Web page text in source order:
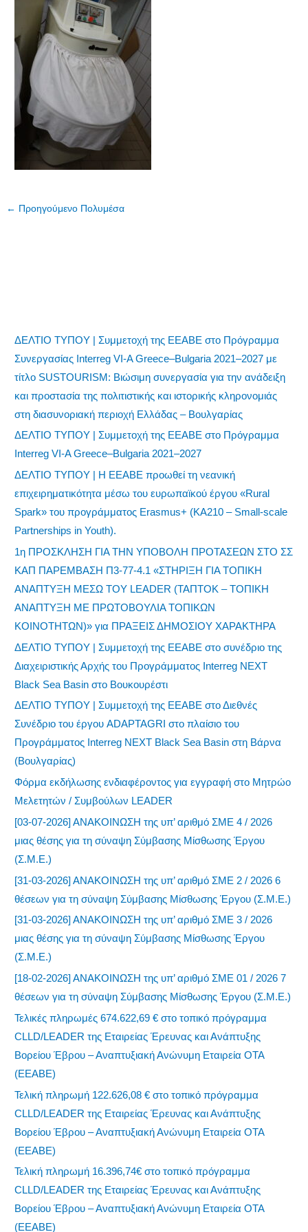
← Προηγούμενο Πολυμέσα
ΔΕΛΤΙΟ ΤΥΠΟΥ | Συμμετοχή της ΕΕΑΒΕ στο Πρόγραμμα
Συνεργασίας Interreg VI-A Greece–Bulgaria 2021–2027 με
τίτλο SUSTOURISM: Βιώσιμη συνεργασία για την ανάδειξη
και προστασία της πολιτιστικής και ιστορικής κληρονομιάς
στη διασυνοριακή περιοχή Ελλάδας – Βουλγαρίας
ΔΕΛΤΙΟ ΤΥΠΟΥ | Συμμετοχή της ΕΕΑΒΕ στο Πρόγραμμα
Interreg VI-A Greece–Bulgaria 2021–2027
ΔΕΛΤΙΟ ΤΥΠΟΥ | Η ΕΕΑΒΕ προωθεί τη νεανική
επιχειρηματικότητα μέσω του ευρωπαϊκού έργου «Rural
Spark» του προγράμματος Erasmus+ (KA210 – Small-scale
Partnerships in Youth).
1η ΠΡΟΣΚΛΗΣΗ ΓΙΑ ΤΗΝ ΥΠΟΒΟΛΗ ΠΡΟΤΑΣΕΩΝ ΣΤΟ ΣΣ
ΚΑΠ ΠΑΡΕΜΒΑΣΗ Π3-77-4.1 «ΣΤΗΡΙΞΗ ΓΙΑ ΤΟΠΙΚΗ
ΑΝΑΠΤΥΞΗ ΜΕΣΩ ΤΟΥ LEADER (ΤΑΠΤΟΚ – ΤΟΠΙΚΗ
ΑΝΑΠΤΥΞΗ ΜΕ ΠΡΩΤΟΒΟΥΛΙΑ ΤΟΠΙΚΩΝ
ΚΟΙΝΟΤΗΤΩΝ)» για ΠΡΑΞΕΙΣ ΔΗΜΟΣΙΟΥ ΧΑΡΑΚΤΗΡΑ
ΔΕΛΤΙΟ ΤΥΠΟΥ | Συμμετοχή της ΕΕΑΒΕ στο συνέδριο της
Διαχειριστικής Αρχής του Προγράμματος Interreg NEXT
Black Sea Basin στο Βουκουρέστι
ΔΕΛΤΙΟ ΤΥΠΟΥ | Συμμετοχή της ΕΕΑΒΕ στο Διεθνές
Συνέδριο του έργου ADAPTAGRI στο πλαίσιο του
Προγράμματος Interreg NEXT Black Sea Basin στη Βάρνα
(Βουλγαρίας)
Φόρμα εκδήλωσης ενδιαφέροντος για εγγραφή στο Μητρώο
Μελετητών / Συμβούλων LEADER
[03-07-2026] ΑΝΑΚΟΙΝΩΣΗ της υπ’ αριθμό ΣΜΕ 4 / 2026
μιας θέσης για τη σύναψη Σύμβασης Μίσθωσης Έργου
(Σ.Μ.Ε.)
[31-03-2026] ΑΝΑΚΟΙΝΩΣΗ της υπ’ αριθμό ΣΜΕ 2 / 2026 6
θέσεων για τη σύναψη Σύμβασης Μίσθωσης Έργου (Σ.Μ.Ε.)
[31-03-2026] ΑΝΑΚΟΙΝΩΣΗ της υπ’ αριθμό ΣΜΕ 3 / 2026
μιας θέσης για τη σύναψη Σύμβασης Μίσθωσης Έργου
(Σ.Μ.Ε.)
[18-02-2026] ΑΝΑΚΟΙΝΩΣΗ της υπ’ αριθμό ΣΜΕ 01 / 2026 7
θέσεων για τη σύναψη Σύμβασης Μίσθωσης Έργου (Σ.Μ.Ε.)
Τελικές πληρωμές 674.622,69 € στο τοπικό πρόγραμμα
CLLD/LEADER της Εταιρείας Έρευνας και Ανάπτυξης
Βορείου Έβρου – Αναπτυξιακή Ανώνυμη Εταιρεία ΟΤΑ
(ΕΕΑΒΕ)
Τελική πληρωμή 122.626,08 € στο τοπικό πρόγραμμα
CLLD/LEADER της Εταιρείας Έρευνας και Ανάπτυξης
Βορείου Έβρου – Αναπτυξιακή Ανώνυμη Εταιρεία ΟΤΑ
(ΕΕΑΒΕ)
Τελική πληρωμή 16.396,74€ στο τοπικό πρόγραμμα
CLLD/LEADER της Εταιρείας Έρευνας και Ανάπτυξης
Βορείου Έβρου – Αναπτυξιακή Ανώνυμη Εταιρεία ΟΤΑ
(ΕΕΑΒΕ)